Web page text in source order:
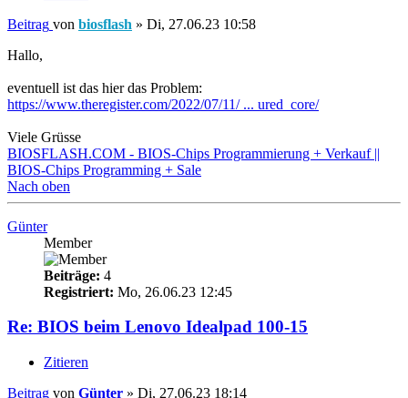
Beitrag von biosflash » Di, 27.06.23 10:58
Hallo,
eventuell ist das hier das Problem:
https://www.theregister.com/2022/07/11/ ... ured_core/
Viele Grüsse
BIOSFLASH.COM - BIOS-Chips Programmierung + Verkauf ||
BIOS-Chips Programming + Sale
Nach oben
Günter
Member
Beiträge: 4
Registriert: Mo, 26.06.23 12:45
Re: BIOS beim Lenovo Idealpad 100-15
Zitieren
Beitrag von Günter » Di, 27.06.23 18:14